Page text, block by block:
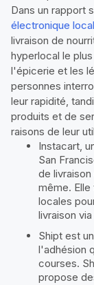
Dans un rapport
électronique local
livraison de
hyperlocal le
l'épicerie et les
personnes
leur rapidité,
produits et de
raisons de leur
Instacart,
San
de
même.
locales
livraison
Shipt est
l'adhésion
courses.
propose